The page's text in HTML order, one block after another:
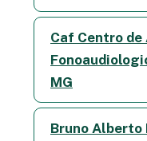
Caf Centro
MG
Bruno Alberto